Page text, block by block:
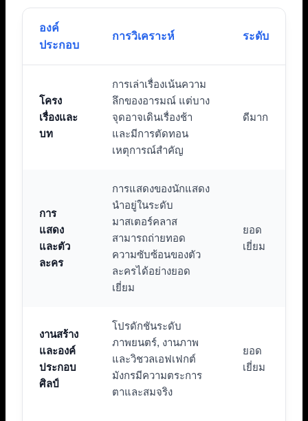
องค์
ประกอบ
การวิเคราะห์ ระดับ
โครง
เรื่องและ
บท
การเล่าเรื่องเน้นความ
ลึกของอารมณ์ แต่บาง
จุดอาจเดินเรื่องช้า
และมีการตัดทอน
เหตุการณ์สำคัญ
ดีมาก
การ
แสดง
และตัว
ละคร
การแสดงของนักแสดง
นำอยู่ในระดับ
มาสเตอร์คลาส
สามารถถ่ายทอด
ความซับซ้อนของตัว
ละครได้อย่างยอด
เยี่ยม
ยอด
เยี่ยม
งานสร้าง
และองค์
ประกอบ
ศิลป์
โปรดักชันระดับ
ภาพยนตร์, งานภาพ
และวิชวลเอฟเฟกต์
มังกรมีความตระการ
ตาและสมจริง
ยอด
เยี่ยม